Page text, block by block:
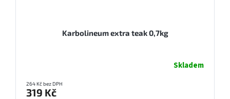
Karbolineum extra teak 0,7kg
Skladem
264 Kč bez DPH
319 Kč